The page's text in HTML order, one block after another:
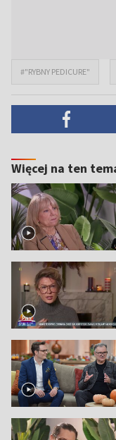
#"RYBNY PEDICURE"
Więcej na ten